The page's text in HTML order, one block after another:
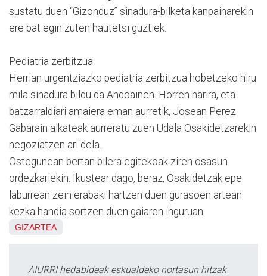
sustatu duen “Gizonduz” sinadura-bilketa kanpainarekin
ere bat egin zuten hautetsi guztiek.
Pediatria zerbitzua
Herrian urgentziazko pediatria zerbitzua hobetzeko hiru
mila sinadura bildu da Andoainen. Horren harira, eta
batzarraldiari amaiera eman aurretik, Josean Perez
Gabarain alkateak aurreratu zuen Udala Osakidetzarekin
negoziatzen ari dela.
Ostegunean bertan bilera egitekoak ziren osasun
ordezkariekin. Ikustear dago, beraz, Osakidetzak epe
laburrean zein erabaki hartzen duen gurasoen artean
kezka handia sortzen duen gaiaren inguruan.
GIZARTEA
AIURRI hedabideak eskualdeko nortasun hitzak